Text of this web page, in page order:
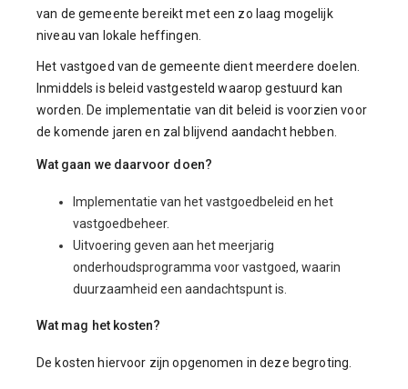
van de gemeente bereikt met een zo laag mogelijk
niveau van lokale heffingen.
Het vastgoed van de gemeente dient meerdere doelen.
Inmiddels is beleid vastgesteld waarop gestuurd kan
worden. De implementatie van dit beleid is voorzien voor
de komende jaren en zal blijvend aandacht hebben.
Wat gaan we daarvoor doen?
Implementatie van het vastgoedbeleid en het
vastgoedbeheer.
Uitvoering geven aan het meerjarig
onderhoudsprogramma voor vastgoed, waarin
duurzaamheid een aandachtspunt is.
Wat mag het kosten?
De kosten hiervoor zijn opgenomen in deze begroting.